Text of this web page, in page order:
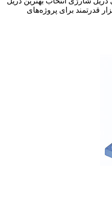
قدرتمند برای پروژه‌های